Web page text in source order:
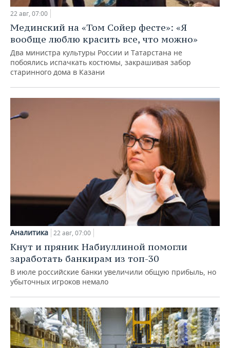
22 авг, 07:00
Мединский на «Том Сойер фесте»: «Я
вообще люблю красить все, что можно»
Два министра культуры России и Татарстана не
побоялись испачкать костюмы, закрашивая забор
старинного дома в Казани
Аналитика 22 авг, 07:00
Кнут и пряник Набиуллиной помогли
заработать банкирам из топ-30
В июле российские банки увеличили общую прибыль, но
убыточных игроков немало